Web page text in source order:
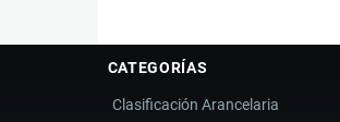
CATEGORÍAS
Clasificación Arancelaria